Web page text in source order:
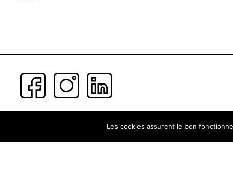
Subscribe to our newsletter
Les cookies assurent le bon